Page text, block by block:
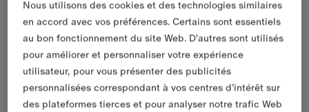
Nous utilisons des cookies et des technologies similaires
en accord avec vos préférences. Certains sont essentiels
au bon fonctionnement du site Web. D'autres sont utilisés
pour améliorer et personnaliser votre expérience
utilisateur, pour vous présenter des publicités
personnalisées correspondant à vos centres d’intérêt sur
des plateformes tierces et pour analyser notre trafic Web